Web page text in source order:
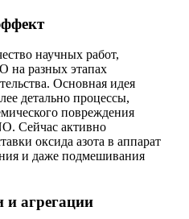
научных работ,
на разных этапах
Основная идея
детально процессы,
повреждения
Сейчас активно
оксида азота в аппарат
и даже подмешивания
и агрегации